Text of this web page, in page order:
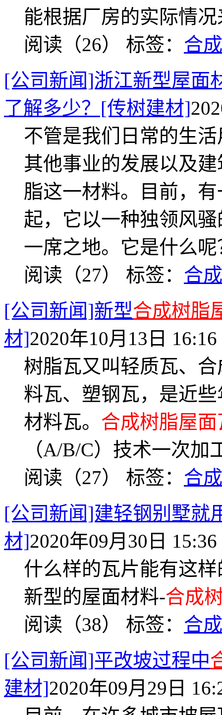
能根据厂房的实际情
阅读（26） 标签： 合
[公司新闻]浙江新型屋面
了解多少？[传树建材]
不管是我们日常的生
其他事业的发展以及
脂这一材料。目前，
起，它以一种独领风
一席之地。它是什么
阅读（27） 标签： 合
[公司新闻]新型合成树脂
材]2020年10月13日 16:16
树脂瓦又叫轻质瓦、
料瓦、塑钢瓦，是近
材料瓦。 合成树脂屋面
（A/B/C）技术一次加
阅读（27） 标签： 合
[公司新闻]建轻钢别墅就
材]2020年09月30日 15:36
什么样的瓦片能有这
新型的屋面材料-合成
阅读（38） 标签： 合
[公司新闻]平改坡过程中
建材]2020年09月29日